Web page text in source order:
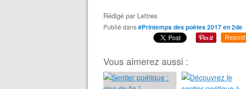
Rédigé par Lettres
Publié dans#Printemps des poètes 2017 en 2de
Repost
Vous aimerez aussi :